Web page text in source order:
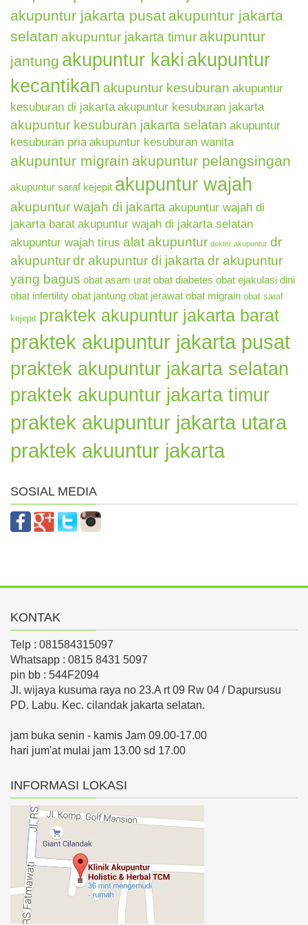
akupuntur jakarta pusat akupuntur jakarta
selatan akupuntur jakarta timur akupuntur
jantung akupuntur kakiakupuntur
kecantikan akupuntur kesuburan akupuntur
kesuburan di jakarta akupuntur kesuburan jakarta
akupuntur kesuburan jakarta selatan akupuntur
kesuburan pria akupuntur kesuburan wanita
akupuntur migrain akupuntur pelangsingan
akupuntur saraf kejepit akupuntur wajah
akupuntur wajah di jakarta akupuntur wajah di
jakarta barat akupuntur wajah di jakarta selatan
akupuntur wajah tirus alat akupuntur dokter akupuntur dr
akupunturdr akupuntur di jakarta dr akupuntur
yang bagus obat asam urat obat diabetes obat ejakulasi dini
obat infertility obat jantung obat jerawat obat migrain obat saraf
kejepit praktek akupuntur jakarta barat
praktek akupuntur jakarta pusat
praktek akupuntur jakarta selatan
praktek akupuntur jakarta timur
praktek akupuntur jakarta utara
praktek akuuntur jakarta
SOSIAL MEDIA
KONTAK
Telp : 081584315097
Whatsapp : 0815 8431 5097
pin bb : 544F2094
Jl. wijaya kusuma raya no 23.A rt 09 Rw 04 / Dapursusu
PD. Labu. Kec. cilandak jakarta selatan.
jam buka senin - kamis Jam 09.00-17.00
hari jum'at mulai jam 13.00 sd 17.00
INFORMASI LOKASI